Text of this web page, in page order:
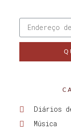
Diários
Música